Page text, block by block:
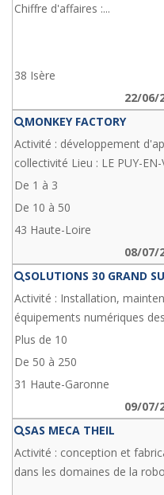
Chiffre d'affaires :...
38 Isère
22/06/
MONKEY FACTORY
Activité : développement
collectivité Lieu : LE PUY-EN-
De 1 à 3
De 10 à 50
43 Haute-Loire
08/07/
SOLUTIONS 30 GRAND
Activité : Installation,
équipements numériques
Plus de 10
De 50 à 250
31 Haute-Garonne
09/07/
SAS MECA THEIL
Activité : conception et
dans les domaines de la